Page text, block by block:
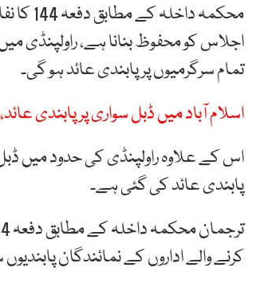
اجلاس کو محفوظ بنانا ہے، راولپنڈی
تمام سرگرمیوں پر پابندی عائد ہو گی۔
اسلام آباد میں ڈبل سواری پر پابندی
اس کے علاوہ راولپنڈی کی حدود میں ڈبل
پابندی عائد کی گئی ہے۔
کرنے والے اداروں کے نمائندگان